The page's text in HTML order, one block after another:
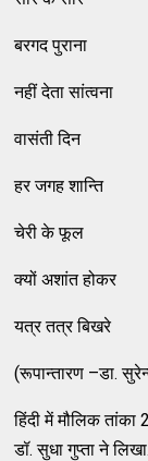
बरगद पुराना
नहीं देता सांत्वना
वासंती दिन
हर जगह शान्ति
चेरी के फूल
क्यों अशांत होकर
यत्र तत्र बिखरे
(रूपान्तारण –डा.
हिंदी में मौलिक
डॉ. सुधा गुप्ता ने